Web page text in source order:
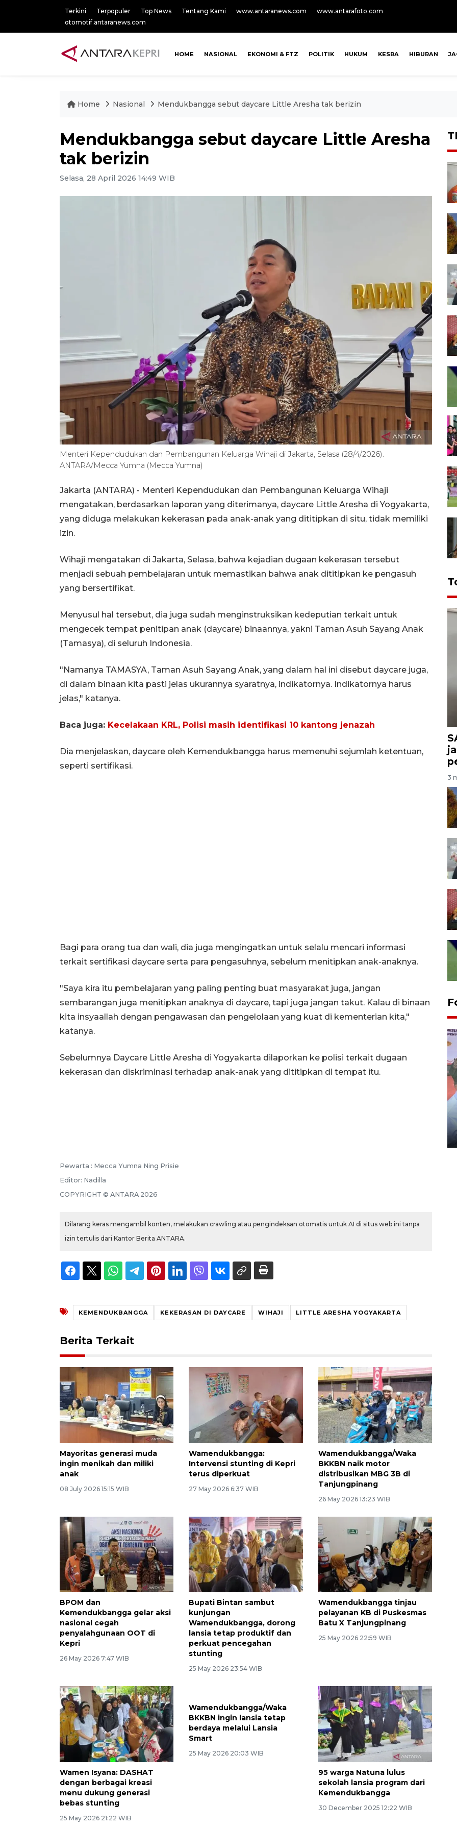
Terkini Terpopuler Top News Tentang Kami www.antaranews.com
www.antarafoto.com
otomotif.antaranews.com
HOME NASIONAL EKONOMI & FTZ POLITIK HUKUM KESRA HIBURAN
Home Nasional Mendukbangga sebut daycare Little Aresha tak berizin
Mendukbangga sebut daycare Little Aresha
tak berizin
Selasa, 28 April 2026 14:49 WIB
Menteri Kependudukan dan Pembangunan Keluarga Wihaji di Jakarta, Selasa (28/4/2026).
ANTARA/Mecca Yumna (Mecca Yumna)
Jakarta (ANTARA) - Menteri Kependudukan dan Pembangunan Keluarga Wihaji
mengatakan, berdasarkan laporan yang diterimanya, daycare Little Aresha di Yogyakarta,
yang diduga melakukan kekerasan pada anak-anak yang dititipkan di situ, tidak memiliki
izin.
Wihaji mengatakan di Jakarta, Selasa, bahwa kejadian dugaan kekerasan tersebut
menjadi sebuah pembelajaran untuk memastikan bahwa anak dititipkan ke pengasuh
yang bersertifikat.
Menyusul hal tersebut, dia juga sudah menginstruksikan kedeputian terkait untuk
mengecek tempat penitipan anak (daycare) binaannya, yakni Taman Asuh Sayang Anak
(Tamasya), di seluruh Indonesia.
"Namanya TAMASYA, Taman Asuh Sayang Anak, yang dalam hal ini disebut daycare juga,
di dalam binaan kita pasti jelas ukurannya syaratnya, indikatornya. Indikatornya harus
jelas," katanya.
Baca juga: Kecelakaan KRL, Polisi masih identifikasi 10 kantong jenazah
Dia menjelaskan, daycare oleh Kemendukbangga harus memenuhi sejumlah ketentuan,
seperti sertifikasi.
Bagi para orang tua dan wali, dia juga mengingatkan untuk selalu mencari informasi
terkait sertifikasi daycare serta para pengasuhnya, sebelum menitipkan anak-anaknya.
"Saya kira itu pembelajaran yang paling penting buat masyarakat juga, jangan
sembarangan juga menitipkan anaknya di daycare, tapi juga jangan takut. Kalau di binaan
kita insyaallah dengan pengawasan dan pengelolaan yang kuat di kementerian kita,"
katanya.
Sebelumnya Daycare Little Aresha di Yogyakarta dilaporkan ke polisi terkait dugaan
kekerasan dan diskriminasi terhadap anak-anak yang dititipkan di tempat itu.
Pewarta : Mecca Yumna Ning Prisie
Editor: Nadilla
COPYRIGHT © ANTARA 2026
Dilarang keras mengambil konten, melakukan crawling atau pengindeksan otomatis untuk AI di situs web ini tanpa
izin tertulis dari Kantor Berita ANTARA.
KEMENDUKBANGGA KEKERASAN DI DAYCARE WIHAJI LITTLE ARESHA YOGYAKARTA
Berita Terkait
Mayoritas generasi muda
ingin menikah dan miliki
anak
08 July 2026 15:15 WIB
Wamendukbangga:
Intervensi stunting di Kepri
terus diperkuat
27 May 2026 6:37 WIB
Wamendukbangga/Waka
BKKBN naik motor
distribusikan MBG 3B di
Tanjungpinang
26 May 2026 13:23 WIB
BPOM dan
Kemendukbangga gelar aksi
nasional cegah
penyalahgunaan OOT di
Kepri
26 May 2026 7:47 WIB
Bupati Bintan sambut
kunjungan
Wamendukbangga, dorong
lansia tetap produktif dan
perkuat pencegahan
stunting
25 May 2026 23:54 WIB
Wamendukbangga tinjau
pelayanan KB di Puskesmas
Batu X Tanjungpinang
25 May 2026 22:59 WIB
Wamen Isyana: DASHAT
dengan berbagai kreasi
menu dukung generasi
bebas stunting
25 May 2026 21:22 WIB
95 warga Natuna lulus
sekolah lansia program dari
Kemendukbangga
30 December 2025 12:22 WIB
3